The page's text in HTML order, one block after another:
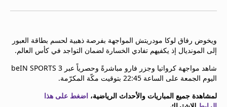
النشرة
الإخبارية
اتصل بنا
beIN CONNECT
beIN MEDIA GROUP
ترددات beIN SPORTS
ويخوض رفاق لوكا مودريتش المواجهة بفرصة ذهبية لحسم بطاقة العبور
إلى المونديال إذ يكفيهم تفادي الخسارة لضمان التواجد في كأس العالم.
شاهد مواجهة كرواتيا وجزر فارو مباشرةً وحصرياً عبر beIN SPORTS 3
اليوم الجمعة على الساعة 22:45 بتوقيت مكّة المكرّمة.
لمشاهدة جميع المباريات والأحداث الرياضية، اضغط على هذا